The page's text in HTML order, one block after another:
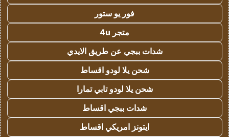
فور يو ستور
متجر 4u
شدات ببجي عن طريق الايدي
شحن يلا لودو اقساط
شحن يلا لودو تابي تمارا
شدات ببجي اقساط
ايتونز امريكي اقساط